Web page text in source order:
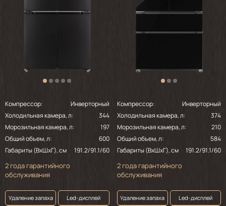
Компрессор:
Инверторный
Холодильная камера, л:
344
Морозильная камера, л:
197
Общий объем, л:
600
Габариты (ВхШхГ), см
191.2/91.1/60
2 года гарантийного
обслуживания
Удаление запаха
Led-дисплей
Компрессор:
Инверторный
Холодильная камера, л:
374
Морозильная камера, л:
210
Общий объем, л:
584
Габариты (ВхШхГ), см
191.2/91.1/60
2 года гарантийного
обслуживания
Удаление запаха
Led-дисплей